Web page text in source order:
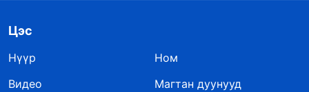
Цэс
Нүүр
Ном
Видео
Магтан дуунууд